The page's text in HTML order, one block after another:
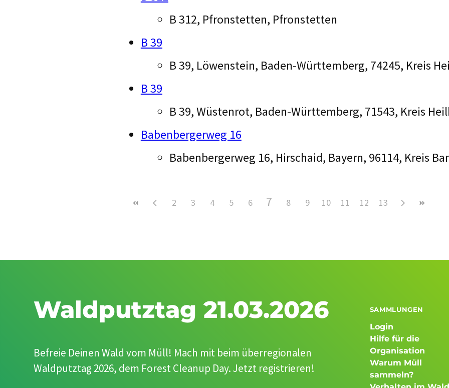
B 312, Pfronstetten, Pfronstetten
B 39
B 39, Löwenstein, Baden-Württemberg, 74245, Kreis
B 39
B 39, Wüstenrot, Baden-Württemberg, 71543, Kreis
Babenbergerweg 16
Babenbergerweg 16, Hirschaid, Bayern, 96114, Kreis
2 3 4 5 6 7 8 9 10 11 12 13
Waldputztag 21.03.2026
Befreie Deinen Wald vom Müll! Mach mit beim überregionalen
Waldputztag 2026, dem Forest Cleanup Day. Jetzt registrieren!
SAMMLUNGEN
Login
Hilfe für die
Organisation
Warum Müll
sammeln?